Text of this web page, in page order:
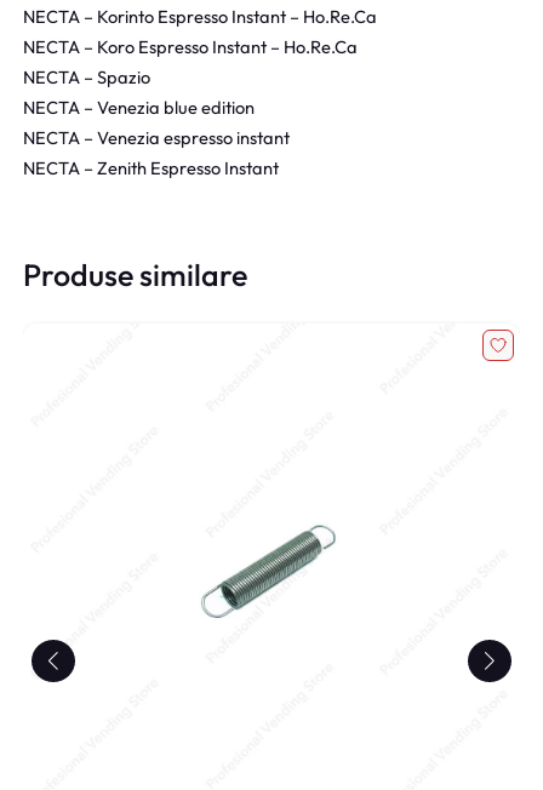
NECTA – Korinto Espresso Instant – Ho.Re.Ca
NECTA – Koro Espresso Instant – Ho.Re.Ca
NECTA – Spazio
NECTA – Venezia blue edition
NECTA – Venezia espresso instant
NECTA – Zenith Espresso Instant
Produse similare